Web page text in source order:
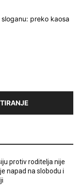
preko kaosa
protiv roditelja nije
napad na slobodu i